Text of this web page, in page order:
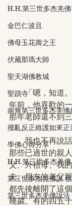
H.H.第三世多杰羌
金巴仁波且
佛母玉花壽之王
伏藏那瑪大師
聖天湖佛教城
聖蹟寺
南無第三世多杰羌佛
撥亂反正維護如來正
學佛心得分享
H.H.第三世多杰羌佛
第三世多杰羌佛說
第三世多杰羌佛說法
「嗯，知道。
年前，他喜歡的
那年老師還不到
我也不再說話
那些已過世的親
父、外祖母、我
夫、朋友的老父
都先後離開了這
幾歲、有的四五